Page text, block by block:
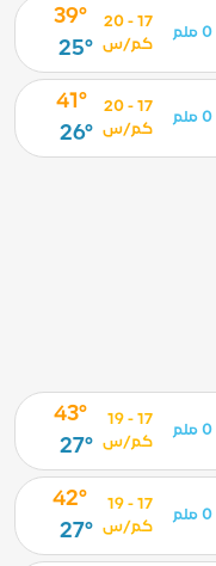
0 ملم
17 - 20
كم/س
39°
25°
0 ملم
17 - 20
كم/س
41°
26°
0 ملم
17 - 19
كم/س
43°
27°
0 ملم
17 - 19
كم/س
42°
27°